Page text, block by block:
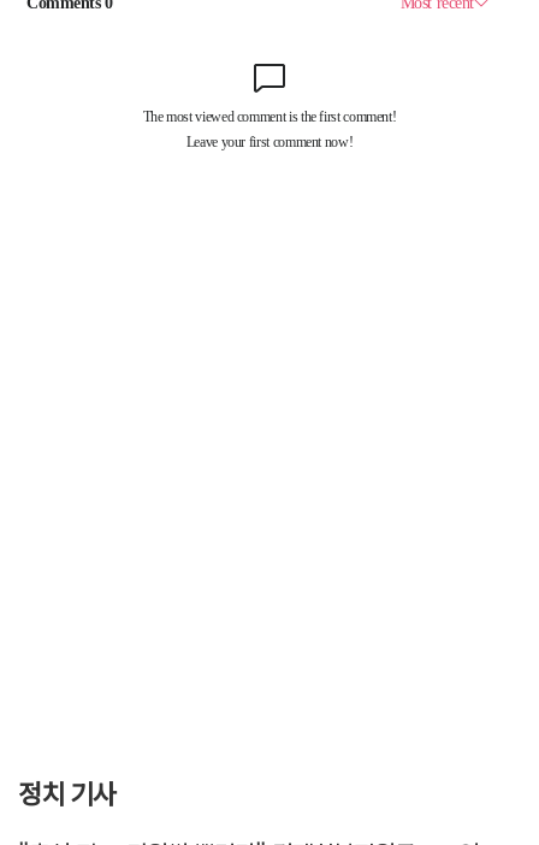
정치 기사